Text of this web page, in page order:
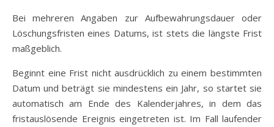
Bei mehreren Angaben zur Aufbewahrungsdauer oder
Löschungsfristen eines Datums, ist stets die längste Frist
maßgeblich.
Beginnt eine Frist nicht ausdrücklich zu einem bestimmten
Datum und beträgt sie mindestens ein Jahr, so startet sie
automatisch am Ende des Kalenderjahres, in dem das
fristauslösende Ereignis eingetreten ist. Im Fall laufender